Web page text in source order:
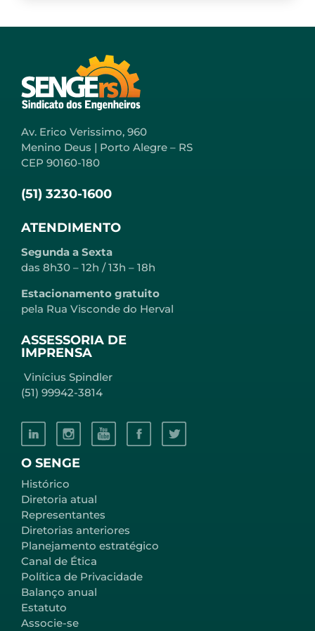
O SENGE
Histórico
Diretoria atual
Representantes
Diretorias anteriores
Planejamento estratégico
Canal de Ética
Política de Privacidade
Balanço anual
Estatuto
Associe-se
Av. Erico Verissimo, 960
Menino Deus | Porto Alegre – RS
CEP 90160-180
(51) 3230-1600
ATENDIMENTO
Segunda a Sexta
das 8h30 – 12h / 13h – 18h
Estacionamento gratuito
pela Rua Visconde do Herval
ASSESSORIA DE
IMPRENSA
Vinícius Spindler
(51) 99942-3814